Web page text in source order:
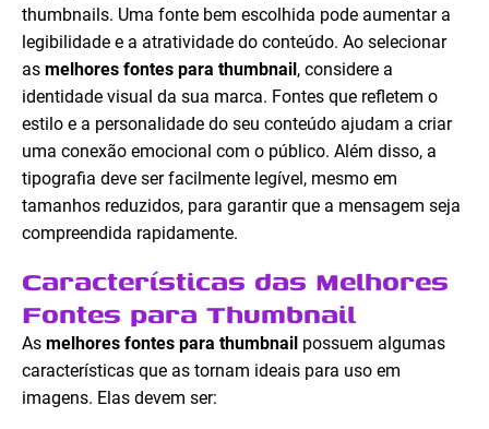
thumbnails. Uma fonte bem escolhida pode aumentar a
legibilidade e a atratividade do conteúdo. Ao selecionar
as melhores fontes para thumbnail , considere a
identidade visual da sua marca. Fontes que refletem o
estilo e a personalidade do seu conteúdo ajudam a criar
uma conexão emocional com o público. Além disso, a
tipografia deve ser facilmente legível, mesmo em
tamanhos reduzidos, para garantir que a mensagem seja
compreendida rapidamente.
Características das Melhores
Fontes para Thumbnail
As melhores fontes para thumbnail possuem algumas
características que as tornam ideais para uso em
imagens. Elas devem ser: